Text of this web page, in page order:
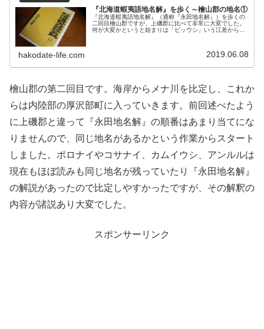
『北海道蝦夷語地名解』を歩く～檜山郡の地名①
『北海道蝦夷語地名解』（通称『永田地名解』）を歩くの
二回目檜山郡ですが、上磯郡に比べて非常に大変でした。
何が大変かというと始まりは「ピッウシ」いう江差から南
hakodate-life.com 2019.06.08
檜山郡の第二回目です。海岸からメナ川を比定し、これか
らは内陸部の厚沢部町に入っていきます。前回述べたよう
に上磯郡と違って『永田地名解』の順番はあまり当てにな
りませんので、同じ地名があるかという作業からスタート
しました。ポロナイやコサナイ、カムイウシ、アンルルは
現在もほぼ読みも同じ地名が残っていたり『永田地名解』
の解説があったので比定しやすかったですが、その解釈の
内容が諸説あり大変でした。
スポンサーリンク